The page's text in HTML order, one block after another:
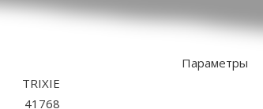
Параметры
TRIXIE
41768